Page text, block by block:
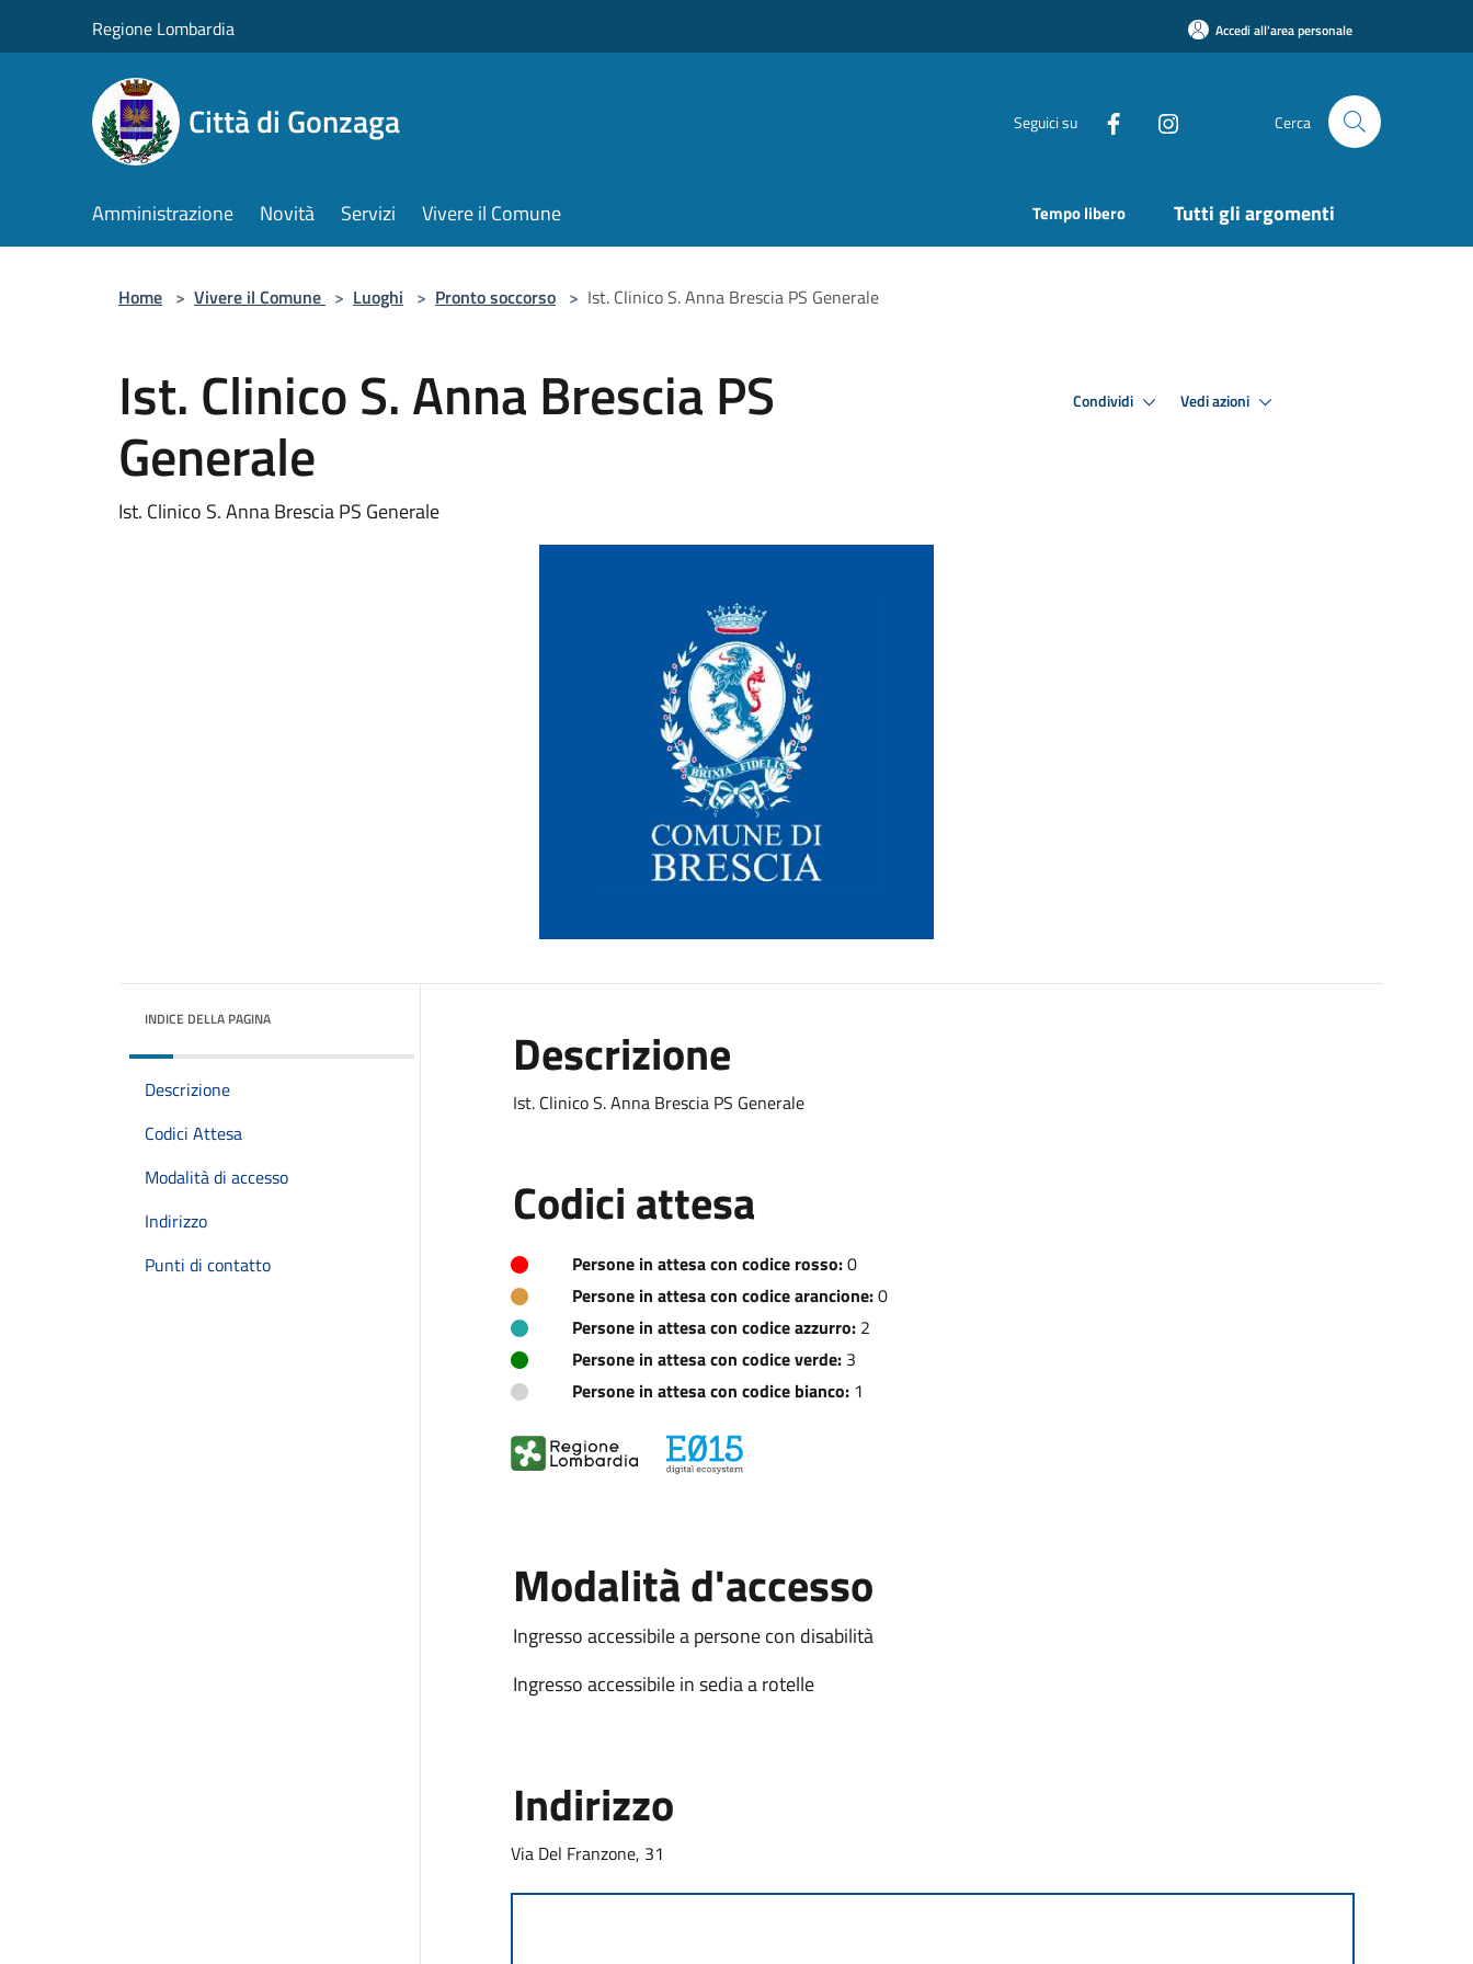
Regione Lombardia Accedi all'area personale
Città di Gonzaga Seguici su Cerca
Amministrazione Novità Servizi Vivere il Comune Tempo libero Tutti gli argomenti
Home > Vivere il Comune > Luoghi > Pronto soccorso > Ist. Clinico S. Anna Brescia PS Generale
Ist. Clinico S. Anna Brescia PS
Generale
Ist. Clinico S. Anna Brescia PS Generale
Condividi Vedi azioni
INDICE DELLA PAGINA
Descrizione
Codici Attesa
Modalità di accesso
Indirizzo
Punti di contatto
Descrizione
Ist. Clinico S. Anna Brescia PS Generale
Codici attesa
Persone in attesa con codice rosso:0
Persone in attesa con codice arancione:0
Persone in attesa con codice azzurro:2
Persone in attesa con codice verde:3
Persone in attesa con codice bianco:1
Modalità d'accesso
Ingresso accessibile a persone con disabilità
Ingresso accessibile in sedia a rotelle
Indirizzo
Via Del Franzone, 31